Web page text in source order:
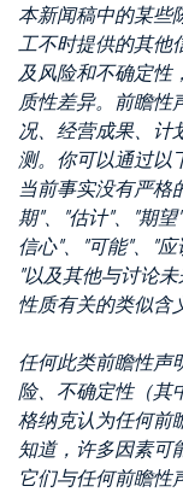
本新闻稿中的某些
工不时提供的其他
及风险和不确定性
质性差异。前瞻性
况、经营成果、计
测。你可以通过以
当前事实没有严格
期"、"估计"、"期
信心"、"可能"、"
"以及其他与讨论
性质有关的类似含
任何此类前瞻性声
险、不确定性（其
格纳克认为任何前
知道，许多因素可
它们与任何前瞻性